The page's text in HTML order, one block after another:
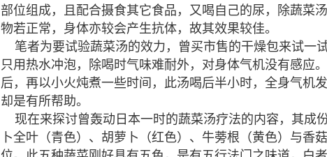
部位组成，且配合摄食其它食品，又喝自己的尿，除蔬菜
物若正常，身体亦较会产生抗体，故其效果较佳。
笔者为要试验蔬菜汤的效力，曾买市售的干燥包来试一
只用热水冲泡，除喝时气味难耐外，对身体气机没有感应
后，再以小火炖煮一些时间，此汤喝后半小时，全身气机
却是有所帮助。
现在来探讨曾轰动日本一时的蔬菜汤疗法的内容，其成
卜全叶（青色）、胡萝卜（红色）、牛蒡根（黄色）与香